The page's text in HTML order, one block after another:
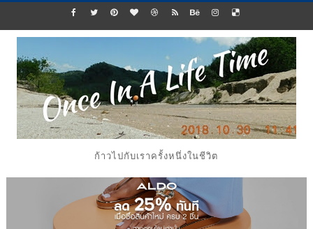
ก้าวไปกับเราครั้งหนึ่งในชีวิต